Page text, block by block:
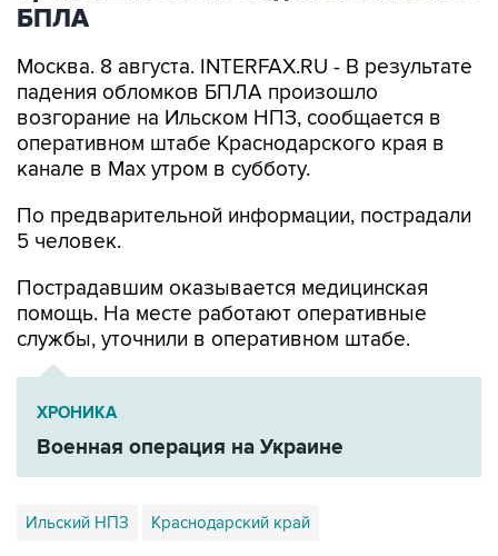
БПЛА
Москва. 8 августа. INTERFAX.RU - В результате
падения обломков БПЛА произошло
возгорание на Ильском НПЗ, сообщается в
оперативном штабе Краснодарского края в
канале в Max утром в субботу.
По предварительной информации, пострадали
5 человек.
Пострадавшим оказывается медицинская
помощь. На месте работают оперативные
службы, уточнили в оперативном штабе.
ХРОНИКА
Военная операция на Украине
Ильский НПЗ Краснодарский край